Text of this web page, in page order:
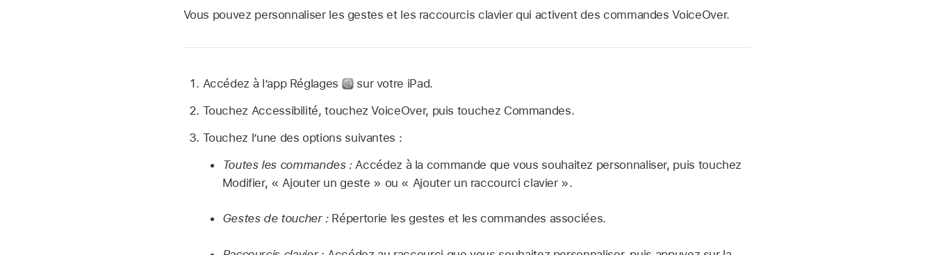
Vous pouvez personnaliser les gestes et les raccourcis clavier qui activent des commandes VoiceOver.
Accédez à l’app Réglages
sur votre iPad.
Touchez Accessibilité, touchez VoiceOver, puis touchez Commandes.
Touchez l’une des options suivantes :
Toutes les commandes :Accédez à la commande que vous souhaitez personnaliser, puis touchez
Modifier, « Ajouter un geste » ou « Ajouter un raccourci clavier ».
Gestes de toucher :Répertorie les gestes et les commandes associées.